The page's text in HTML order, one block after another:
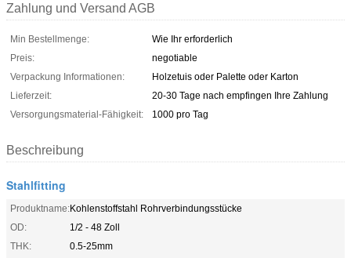
Zahlung und Versand AGB
Min Bestellmenge:
Wie Ihr erforderlich
Preis:
negotiable
Verpackung Informationen:
Holzetuis oder Palette oder Karton
Lieferzeit:
20-30 Tage nach empfingen Ihre Zahlung
Versorgungsmaterial-Fähigkeit:
1000 pro Tag
Beschreibung
Stahlfitting
Produktname:Kohlenstoffstahl Rohrverbindungsstücke
OD:
1/2 - 48 Zoll
THK:
0.5-25mm